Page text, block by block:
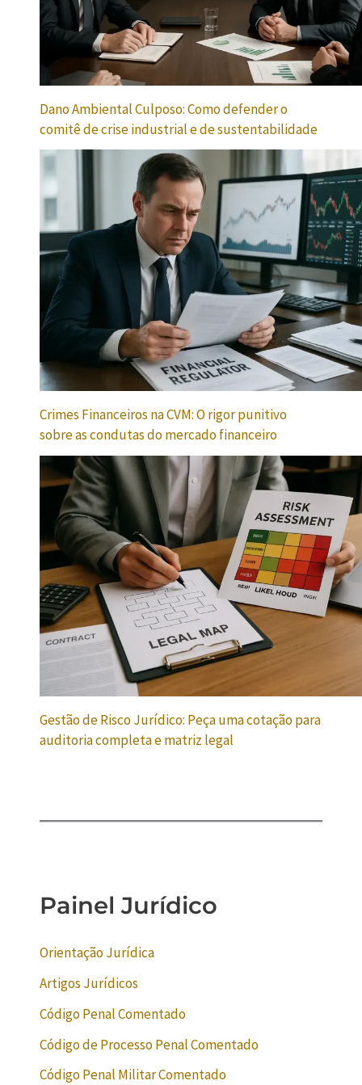
Dano Ambiental Culposo: Como defender o
comitê de crise industrial e de sustentabilidade
Crimes Financeiros na CVM: O rigor punitivo
sobre as condutas do mercado financeiro
Gestão de Risco Jurídico: Peça uma cotação para
auditoria completa e matriz legal
Painel Jurídico
Orientação Jurídica
Artigos Jurídicos
Código Penal Comentado
Código de Processo Penal Comentado
Código Penal Militar Comentado